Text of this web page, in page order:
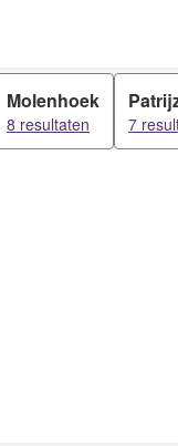
Molenhoek
8 resultaten 7